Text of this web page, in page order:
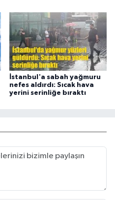
İstanbul'a sabah yağmuru
nefes aldırdı: Sıcak hava
yerini serinliğe bıraktı